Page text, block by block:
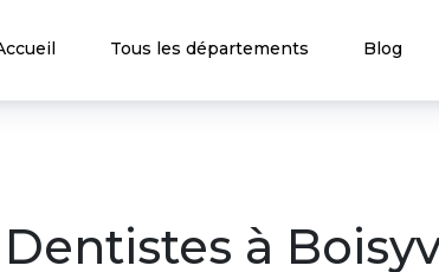
Tous les départements Blog
Dentistes à